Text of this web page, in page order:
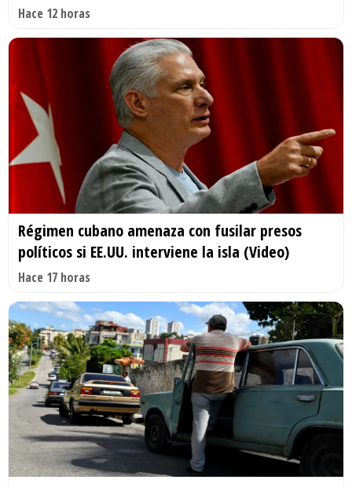
Hace 12 horas
Régimen cubano amenaza con fusilar presos
políticos si EE.UU. interviene la isla (Video)
Hace 17 horas